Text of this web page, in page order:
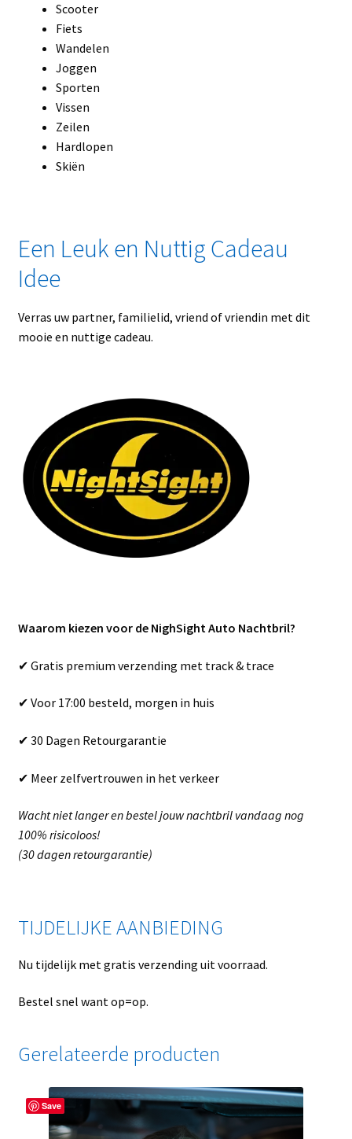
Scooter
Fiets
Wandelen
Joggen
Sporten
Vissen
Zeilen
Hardlopen
Skiën
Een Leuk en Nuttig Cadeau
Idee
Verras uw partner, familielid, vriend of vriendin met dit
mooie en nuttige cadeau.
Waarom kiezen voor de NighSight Auto Nachtbril?
✔ Gratis premium verzending met track & trace
✔ Voor 17:00 besteld, morgen in huis
✔ 30 Dagen Retourgarantie
✔ Meer zelfvertrouwen in het verkeer
Wacht niet langer en bestel jouw nachtbril vandaag nog
100% risicoloos!
(30 dagen retourgarantie)
TIJDELIJKE AANBIEDING
Nu tijdelijk met gratis verzending uit voorraad.
Bestel snel want op=op.
Gerelateerde producten
Save